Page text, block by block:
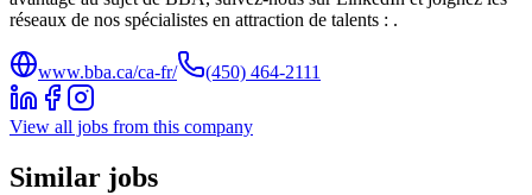
réseaux de nos spécialistes en attraction de talents : .
www.bba.ca/ca-fr/ (450) 464-2111
View all jobs from this company
Similar jobs